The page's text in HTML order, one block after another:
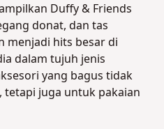
Duffy & Friends
donat, dan tas
menjadi hits besar di
dalam tujuh jenis
yang bagus tidak
juga untuk pakaian